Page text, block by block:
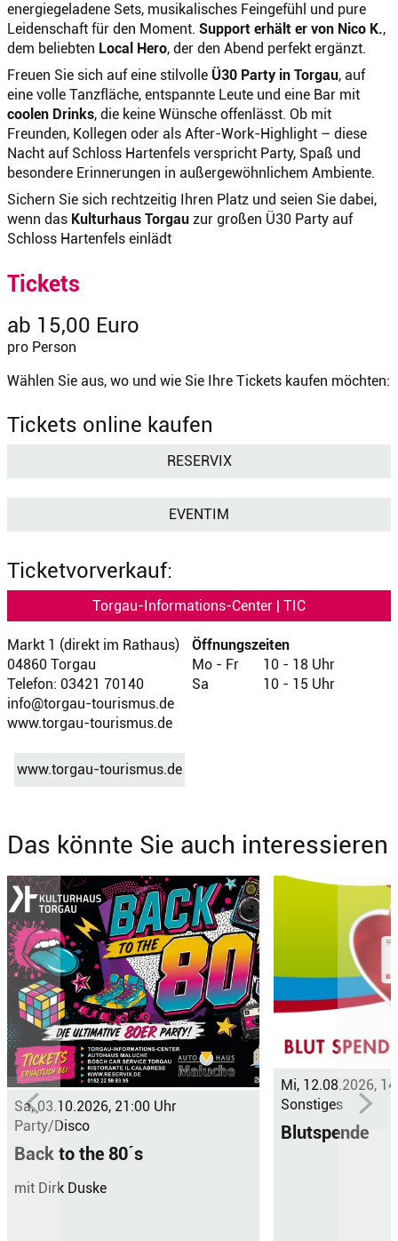
energiegeladene Sets, musikalisches Feingefühl und pure
Leidenschaft für den Moment. Support erhält er von Nico K.,
dem beliebten Local Hero, der den Abend perfekt ergänzt.
Freuen Sie sich auf eine stilvolle Ü30 Party in Torgau, auf
eine volle Tanzfläche, entspannte Leute und eine Bar mit
coolen Drinks, die keine Wünsche offenlässt. Ob mit
Freunden, Kollegen oder als After-Work-Highlight – diese
Nacht auf Schloss Hartenfels verspricht Party, Spaß und
besondere Erinnerungen in außergewöhnlichem Ambiente.
Sichern Sie sich rechtzeitig Ihren Platz und seien Sie dabei,
wenn das Kulturhaus Torgau zur großen Ü30 Party auf
Schloss Hartenfels einlädt
Tickets
ab 15,00 Euro
pro Person
Wählen Sie aus, wo und wie Sie Ihre Tickets kaufen möchten:
Tickets online kaufen
RESERVIX
EVENTIM
Ticketvorverkauf:
Torgau-Informations-Center | TIC
Markt 1 (direkt im Rathaus)
04860 Torgau
Telefon: 03421 70140
info@torgau-tourismus.de
www.torgau-tourismus.de
www.torgau-tourismus.de
Öffnungszeiten
Mo - Fr
10 - 18 Uhr
Sa
10 - 15 Uhr
Das könnte Sie auch interessieren
Sa, 03.10.2026, 21:00 Uhr
Party/Disco
Back to the 80´s
mit Dirk Duske
Mi, 12.08.2026,
Sonstiges
Blutspende